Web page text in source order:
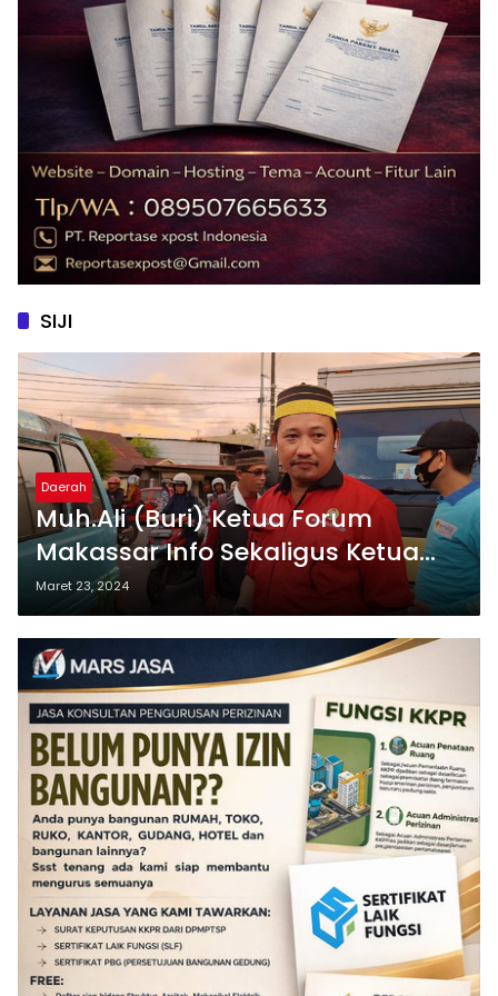
SIJI
Daerah
Muh.Ali (Buri) Ketua Forum
Makassar Info Sekaligus Ketua
DPC Kota Makassar Suara
Independen Jurnalis Indonesia
(SiJi) Berbagi Takjil
Maret 23, 2024